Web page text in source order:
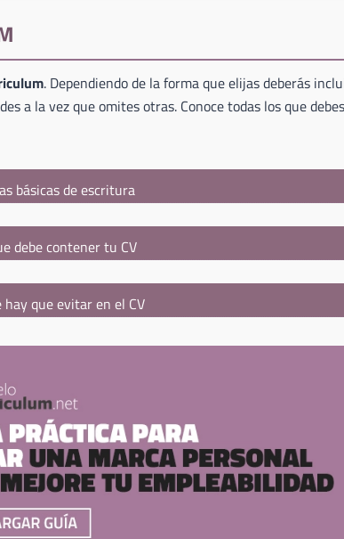
. Dependiendo de la forma que elijas deberás
a la vez que omites otras. Conoce todas los que
básicas de escritura
debe contener tu CV
hay que evitar en el CV